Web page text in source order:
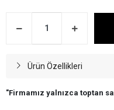
Ürün Özellikleri
"Firmamız yalnızca toptan